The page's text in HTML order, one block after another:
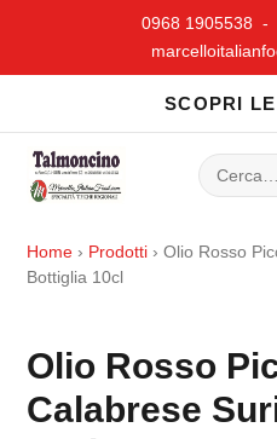
0968 1905538 -
SCOPRI
Home › Prodotti › Olio Rosso
Bottiglia 10cl
Olio Rosso
Calabrese